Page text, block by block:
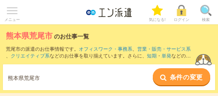
メニュー 気になる! ログイン 検索
熊本県荒尾市のお仕事一覧
荒尾市の派遣のお仕事情報です。 オフィスワーク・事務系、 営業・販売・サービス系
、 クリエイティブ系などのお仕事を取り揃えています。さらに、 短期 ・ 単発などの期
また、玉名郡・ など隣接エリアのお仕事もご確認いただけます。
熊本県荒尾市 条件の変更